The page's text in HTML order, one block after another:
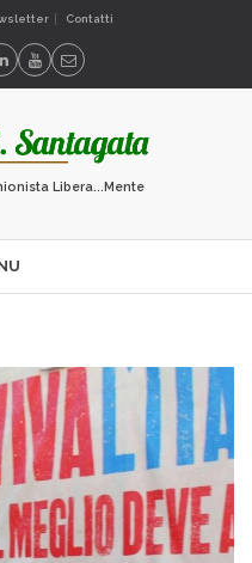
Contatti
Libera...Mente